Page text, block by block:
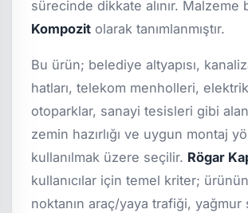
sürecinde dikkate alınır. Malzeme
Kompozit olarak tanımlanmıştır.
Bu ürün; belediye altyapısı,
hatları, telekom menholleri, elektrik
otoparklar, sanayi tesisleri gibi
zemin hazırlığı ve uygun montaj
kullanılmak üzere seçilir. Rögar
kullanıcılar için temel kriter;
noktanın araç/yaya trafiği, yağmur